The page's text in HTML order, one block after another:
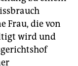
Frau, die von
wird und